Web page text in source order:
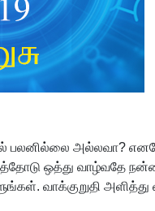
பலனில்லை அல்லவா?
ஒத்து வாழ்வதே
வாக்குறுதி